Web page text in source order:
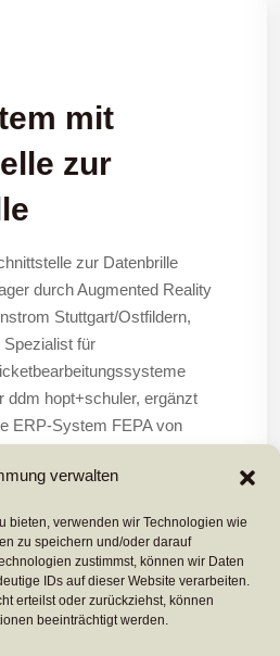
verwalten
bieten, verwenden wir Technologien wie
zu speichern und/oder darauf
zustimmst, können wir Daten
IDs auf dieser Website verarbeiten.
erteilst oder zurückziehst, können
beeinträchtigt werden.
mit
zur
zur Datenbrille
durch Augmented Reality
Stuttgart/Ostfildern,
Spezialist für
ddm hopt+schuler, ergänzt
ERP-System FEPA von
...